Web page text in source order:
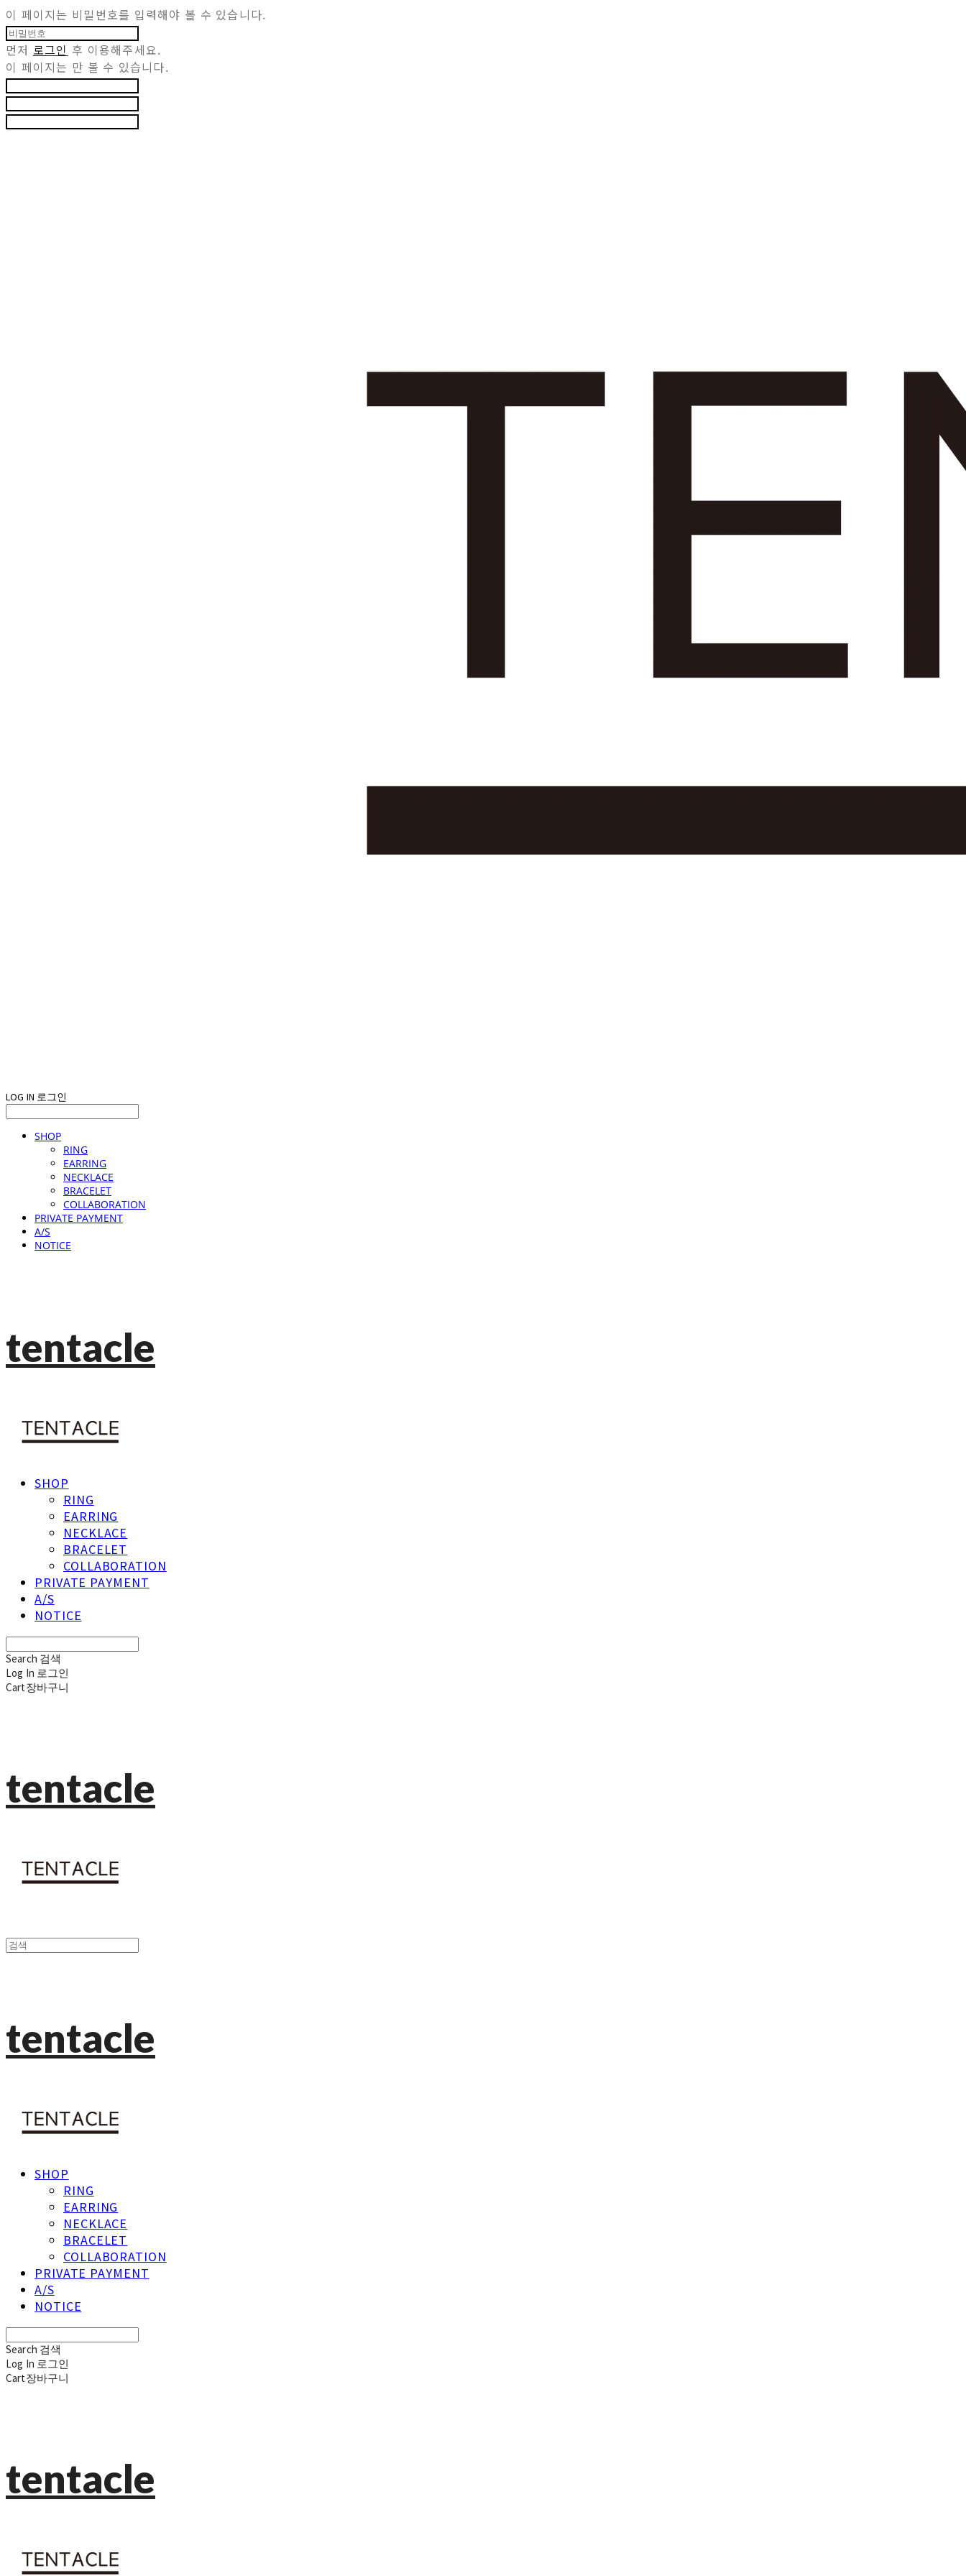
이 페이지는 비밀번호를 입력해야 볼 수 있습니다.
먼저 로그인 후 이용해주세요.
이 페이지는 만 볼 수 있습니다.
LOG IN 로그인
SHOP
RING
EARRING
NECKLACE
BRACELET
COLLABORATION
PRIVATE PAYMENT
A/S
NOTICE
tentacle
SHOP
RING
EARRING
NECKLACE
BRACELET
COLLABORATION
PRIVATE PAYMENT
A/S
NOTICE
Search 검색
Log In 로그인
Cart장바구니
tentacle
tentacle
SHOP
RING
EARRING
NECKLACE
BRACELET
COLLABORATION
PRIVATE PAYMENT
A/S
NOTICE
Search 검색
Log In 로그인
Cart장바구니
tentacle